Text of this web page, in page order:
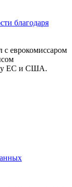
благодаря
с еврокомиссаром
ЕС и США.